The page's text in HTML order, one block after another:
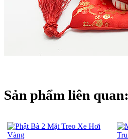
Sản phẩm liên quan: